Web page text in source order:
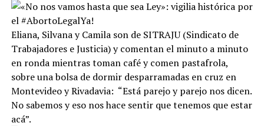
Eliana, Silvana y Camila son de SITRAJU (Sindicato de
Trabajadores e Justicia) y comentan el minuto a minuto
en ronda mientras toman café y comen pastafrola,
sobre una bolsa de dormir desparramadas en cruz en
Montevideo y Rivadavia: “Está parejo y parejo nos dicen.
No sabemos y eso nos hace sentir que tenemos que estar
acá”.